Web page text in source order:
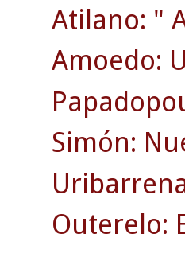
Atilano: "
Amoedo:
Simón:
Outerelo: